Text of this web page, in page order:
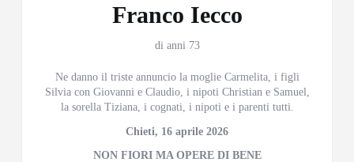
Franco Iecco
di anni 73
Ne danno il triste annuncio la moglie Carmelita, i figli
Silvia con Giovanni e Claudio, i nipoti Christian e Samuel,
la sorella Tiziana, i cognati, i nipoti e i parenti tutti.
Chieti, 16 aprile 2026
NON FIORI MA OPERE DI BENE